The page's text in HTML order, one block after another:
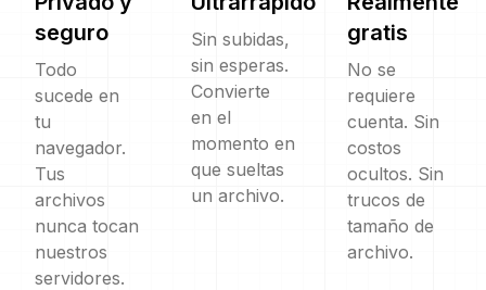
seguro
Todo
sucede en
tu
navegador.
Tus
archivos
nunca tocan
nuestros
servidores.
Sin subidas,
sin esperas.
Convierte
en el
momento en
que sueltas
un archivo.
gratis
No se
requiere
cuenta. Sin
costos
ocultos. Sin
trucos de
tamaño de
archivo.